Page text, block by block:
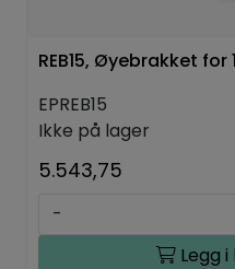
REB15, Øyebrakket for
EPREB15
Ikke på lager
5.543,75
-
Legg